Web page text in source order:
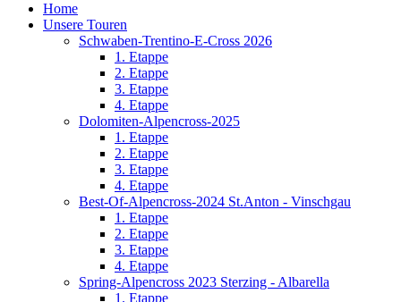
Home
Unsere Touren
Schwaben-Trentino-E-Cross 2026
1. Etappe
2. Etappe
3. Etappe
4. Etappe
Dolomiten-Alpencross-2025
1. Etappe
2. Etappe
3. Etappe
4. Etappe
Best-Of-Alpencross-2024 St.Anton - Vinschgau
1. Etappe
2. Etappe
3. Etappe
4. Etappe
Spring-Alpencross 2023 Sterzing - Albarella
1. Etappe